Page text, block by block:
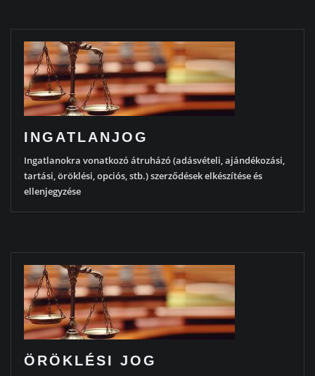
INGATLANJOG
Ingatlanokra vonatkozó átruházó (adásvételi, ajándékozási,
tartási, öröklési, opciós, stb.) szerződések elkészítése és
ellenjegyzése
ÖRÖKLÉSI JOG